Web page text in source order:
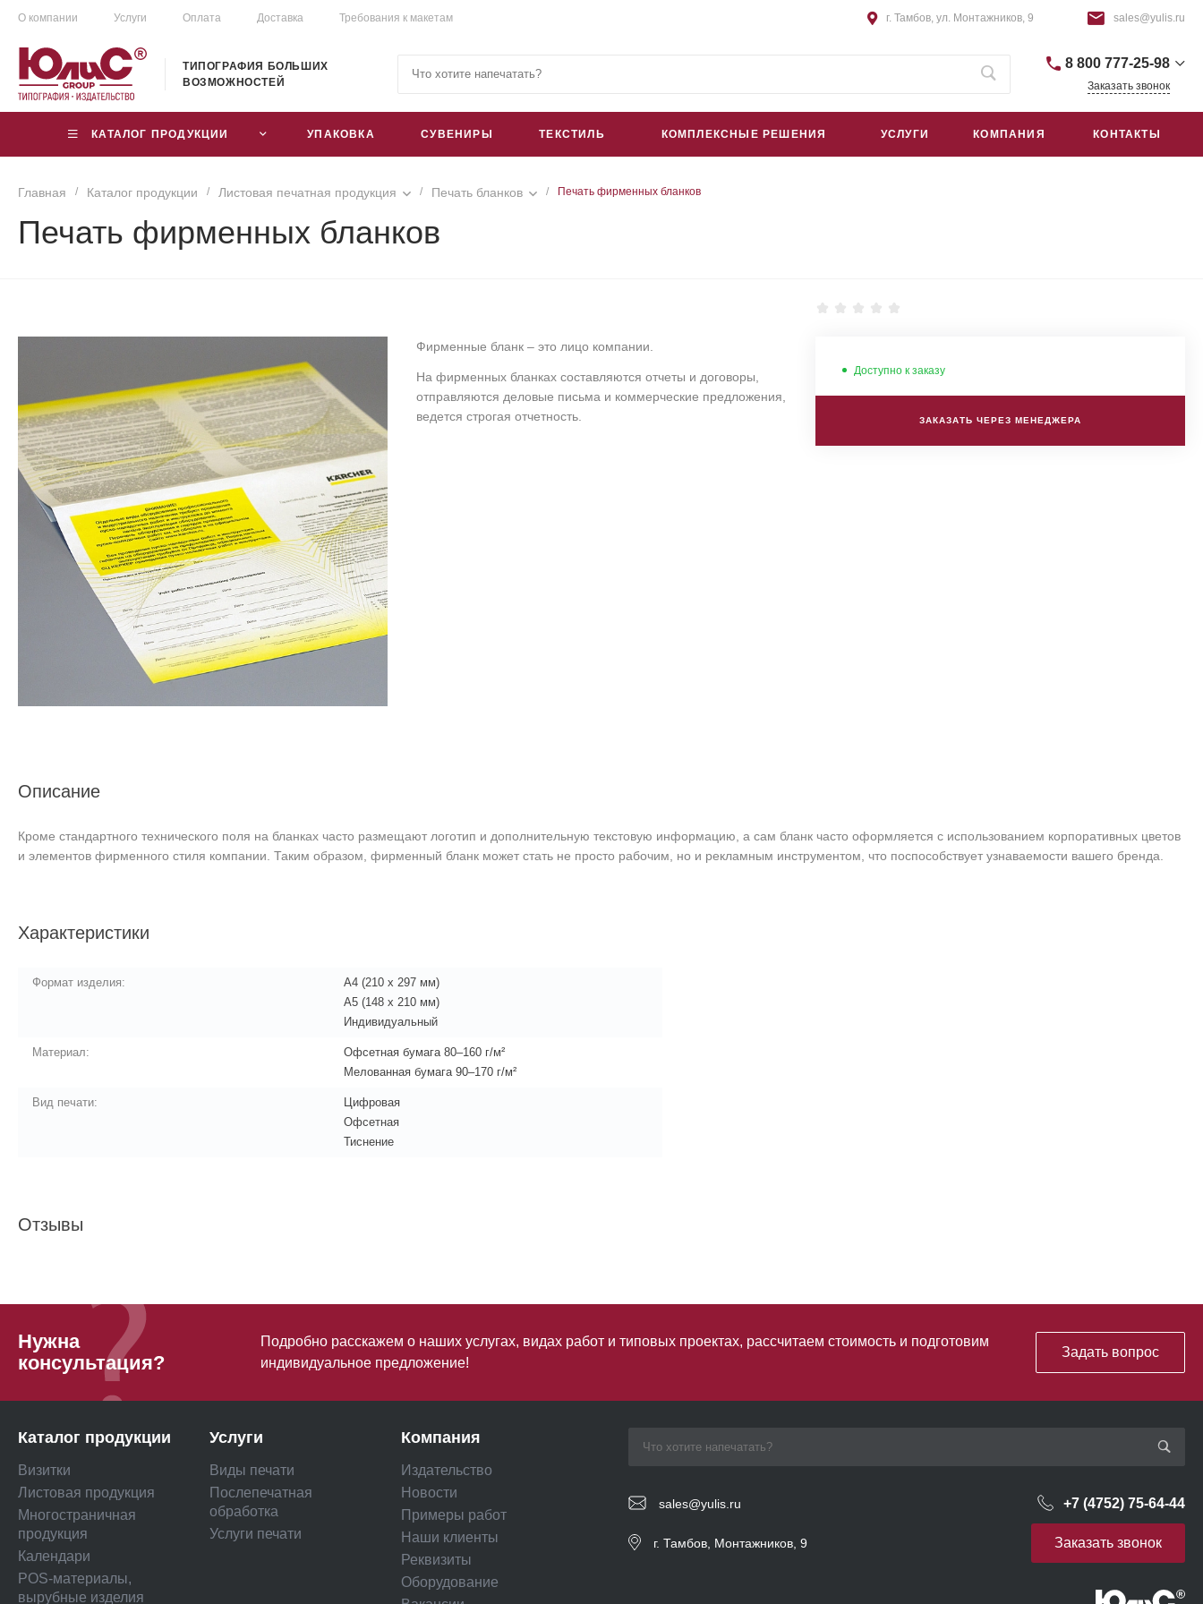
О компании Услуги Оплата Доставка Требования к макетам г. Тамбов, ул. Монтажников, 9 sales@yulis.ru
ТИПОГРАФИЯ БОЛЬШИХ
ВОЗМОЖНОСТЕЙ
8 800 777-25-98
+7 (4752) 75-64-44
г. Тамбов, Монтажников, 9
пн – пт: 9:00–18:00
Заказать звонок
КАТАЛОГ ПРОДУКЦИИ УПАКОВКА СУВЕНИРЫ ТЕКСТИЛЬ КОМПЛЕКСНЫЕ РЕШЕНИЯ УСЛУГИ КОМПАНИЯ КОНТАКТЫ
Главная / Каталог продукции / Листовая печатная продукция / Печать бланков / Печать фирменных бланков
Печать фирменных бланков
Фирменные бланк – это лицо компании.
На фирменных бланках составляются отчеты и договоры,
отправляются деловые письма и коммерческие предложения,
ведется строгая отчетность.
Доступно к заказу
ЗАКАЗАТЬ ЧЕРЕЗ МЕНЕДЖЕРА
Описание
Кроме стандартного технического поля на бланках часто размещают логотип и дополнительную текстовую информацию, а сам бланк часто оформляется с использованием корпоративных цветов
и элементов фирменного стиля компании. Таким образом, фирменный бланк может стать не просто рабочим, но и рекламным инструментом, что поспособствует узнаваемости вашего бренда.
Характеристики
Формат изделия:
А4 (210 x 297 мм)
А5 (148 x 210 мм)
Индивидуальный
Материал:
Офсетная бумага 80–160 г/м²
Мелованная бумага 90–170 г/м²
Вид печати:
Цифровая
Офсетная
Тиснение
Отзывы
Нужна
консультация?
Подробно расскажем о наших услугах, видах работ и типовых проектах, рассчитаем стоимость и подготовим
индивидуальное предложение!
Задать вопрос
Каталог продукции
Визитки
Листовая продукция
Многостраничная
продукция
Календари
POS-материалы,
вырубные изделия
Услуги
Виды печати
Послепечатная
обработка
Услуги печати
Компания
Издательство
Новости
Примеры работ
Наши клиенты
Реквизиты
Оборудование
sales@yulis.ru +7 (4752) 75-64-44
г. Тамбов, Монтажников, 9 Заказать звонок